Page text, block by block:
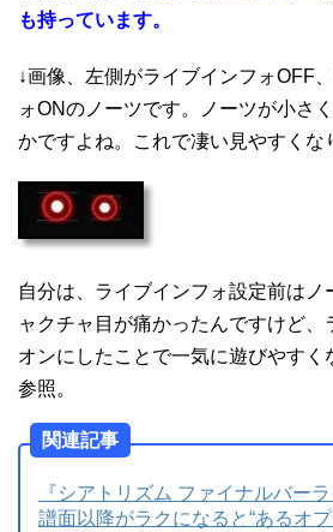
も持っています。
↓画像、左側がライブインフォOFF
ォONのノーツです。ノーツが小さ
かですよね。これで凄い見やすくな
自分は、ライブインフォ設定前はノ
ャクチャ目が痛かったんですけど、
オンにしたことで一気に遊びやすく
参照。
関連記事
『シアトリズム ファイナルバー
譜面以降がラクになると“あるオ